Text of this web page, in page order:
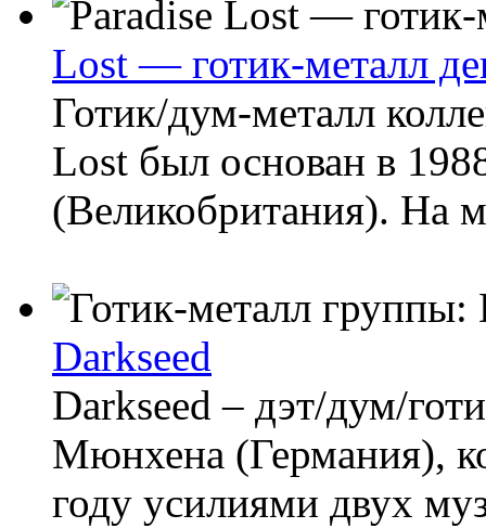
Lost — готик-металл
Готик/дум-металл
Lost был основан в
(Великобритания). На
Darkseed
Darkseed – дэт/дум/
Мюнхена (Германия),
году усилиями двух